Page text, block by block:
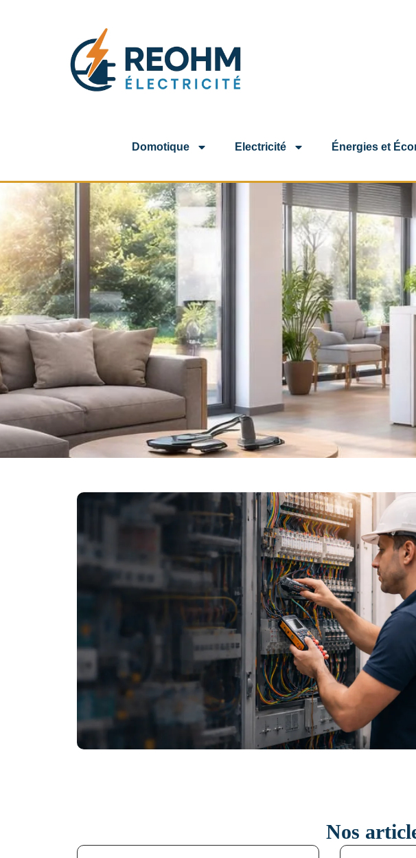
Domotique Electricité Énergies et
REOHM
Votre expert en
Installation, rénovation et dépannage électrique
soigné, sécurité garantie et
Découvrez nos
Nos